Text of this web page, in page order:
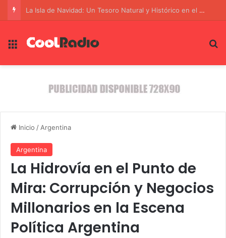
Venezuela da un paso hacia la paz: Las conversaciones para la democracia avanzan
Menú
Inicio / Argentina
Argentina
La Hidrovía en el Punto de
Mira: Corrupción y Negocios
Millonarios en la Escena
Política Argentina